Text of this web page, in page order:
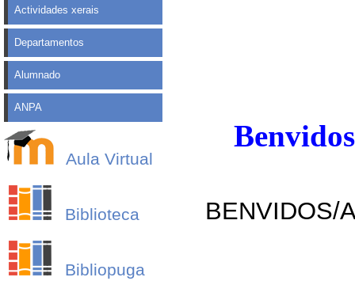
Actividades xerais
Departamentos
Alumnado
ANPA
Aula Virtual
Biblioteca
Bibliopuga
BENVIDOS/